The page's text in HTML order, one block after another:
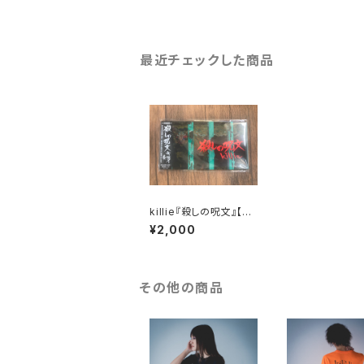
最近チェックした商品
killie『殺しの呪文』【do
wnload code + 8cm
CD size sleeve cas
¥2,000
その他の商品